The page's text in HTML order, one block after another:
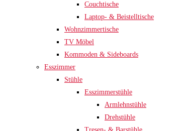
Couchtische
Laptop- & Beistelltische
Wohnzimmertische
TV Möbel
Kommoden & Sideboards
Esszimmer
Stühle
Esszimmerstühle
Armlehnstühle
Drehstühle